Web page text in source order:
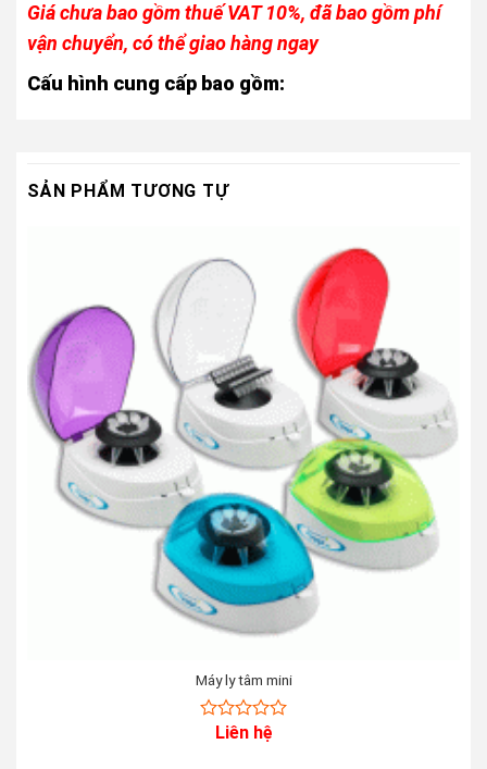
Giá chưa bao gồm thuế VAT 10%, đã bao gồm phí
vận chuyển, có thể giao hàng ngay
Cấu hình cung cấp bao gồm:
SẢN PHẨM TƯƠNG TỰ
Máy ly tâm mini
Liên hệ